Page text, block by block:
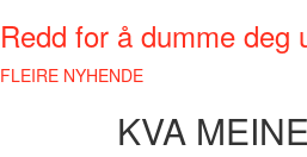
Redd for å dumme deg
FLEIRE NYHENDE
KVA